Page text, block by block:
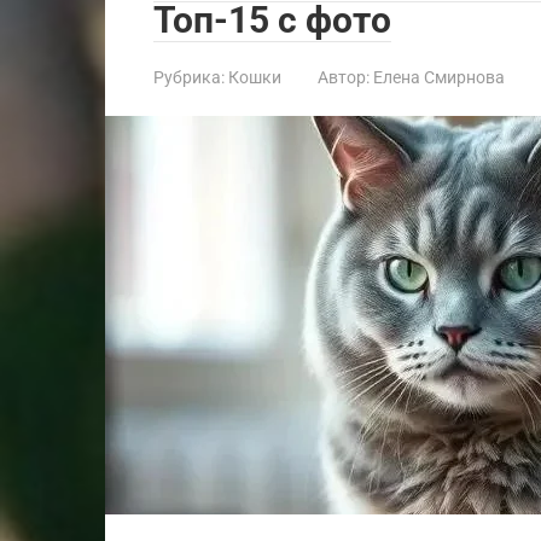
Топ-15 с фото
Рубрика: Кошки Автор: Елена Смирнова